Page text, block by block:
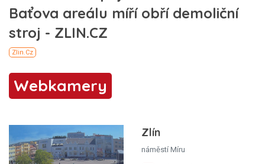
Webkamery
Zlín
náměstí Míru